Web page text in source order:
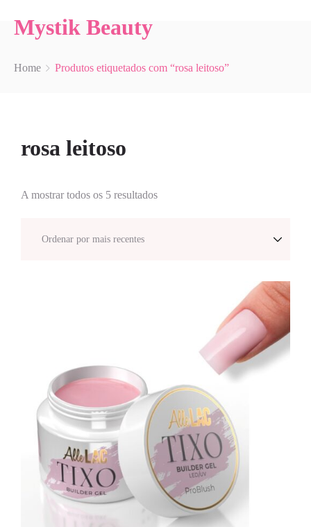
Mystik Beauty
Home Produtos etiquetados com “rosa leitoso”
rosa leitoso
A mostrar todos os 5 resultados